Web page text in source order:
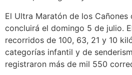
El Ultra Maratón de los
concluirá el domingo 5 de julio.
recorridos de 100, 63, 21 y 10
categorías infantil y de
registraron más de mil 550